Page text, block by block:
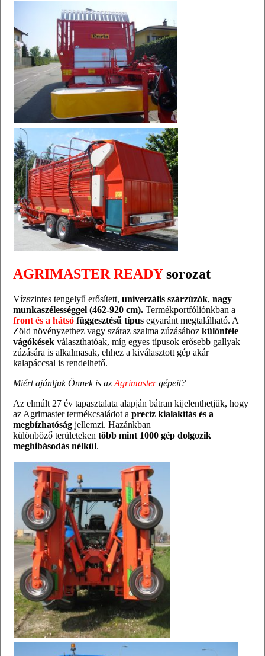
AGRIMASTER READYsorozat
Vízszintes tengelyű erősített, univerzális szárzúzók, nagy
munkaszélességgel (462-920 cm). Termékportfóliónkban a
front és a hátsó függesztésű típus egyaránt megtalálható. A
Zöld növényzethez vagy száraz szalma zúzásához különféle
vágókések választhatóak, míg egyes típusok erősebb gallyak
zúzására is alkalmasak, ehhez a kiválasztott gép akár
kalapáccsal is rendelhető.
Miért ajánljuk Önnek is az Agrimastergépeit?
Az elmúlt 27 év tapasztalata alapján bátran kijelenthetjük, hogy
az Agrimaster termékcsaládot a precíz kialakítás és a
megbízhatóság jellemzi. Hazánkban
különböző területeken több mint 1000 gép dolgozik
meghibásodás nélkül.